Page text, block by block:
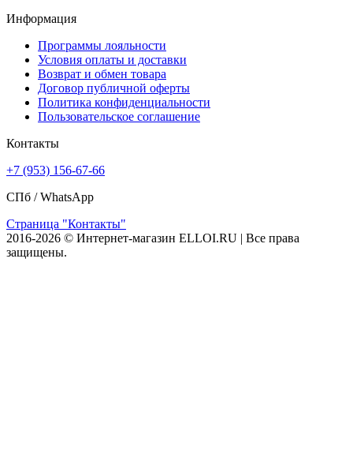
Информация
Программы лояльности
Условия оплаты и доставки
Возврат и обмен товара
Договор публичной оферты
Политика конфиденциальности
Пользовательское соглашение
Контакты
+7 (953) 156-67-66
СПб /WhatsApp
Страница "Контакты"
2016-2026 © Интернет-магазин ELLOI.RU | Все права
защищены.